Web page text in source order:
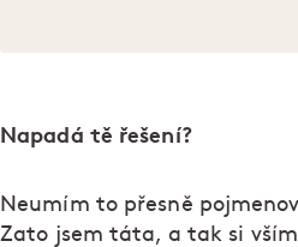
Napadá tě řešení?
Neumím to přesně
Zato jsem táta, a tak si